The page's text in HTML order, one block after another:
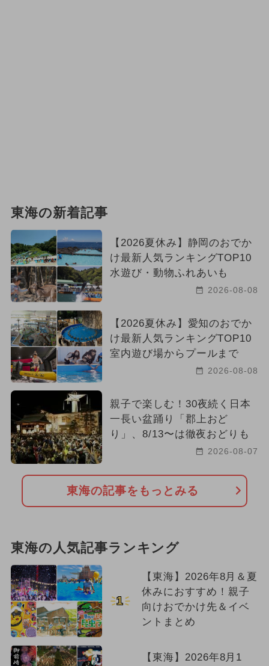
東海の新着記事
【2026夏休み】静岡のおでか
け最新人気ランキングTOP10
水遊び・動物ふれあいも
2026-08-08
【2026夏休み】愛知のおでか
け最新人気ランキングTOP10
室内遊び場からプールまで
2026-08-08
親子で楽しむ！30夜続く日本
一長い盆踊り「郡上おど
り」、8/13〜は徹夜おどりも
2026-08-07
東海の記事をもっとみる
東海の人気記事ランキング
1
【東海】2026年8月＆夏
休みにおすすめ！親子
向けおでかけ先＆イベ
ントまとめ
【東海】2026年8月1